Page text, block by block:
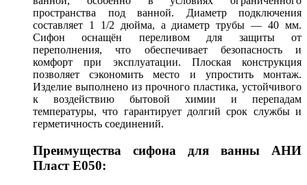
пространства под ванной. Диаметр подключения
составляет 1 1/2 дюйма, а диаметр трубы — 40 мм.
Сифон оснащён переливом для защиты от
переполнения, что обеспечивает безопасность и
комфорт при эксплуатации. Плоская конструкция
позволяет сэкономить место и упростить монтаж.
Изделие выполнено из прочного пластика, устойчивого
к воздействию бытовой химии и перепадам
температуры, что гарантирует долгий срок службы и
герметичность соединений.
Преимущества сифона для ванны АНИ
Пласт E050: